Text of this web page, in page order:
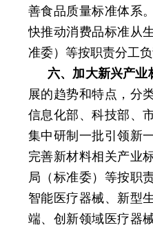
善食品质量标准体系
快推动消费品标准从
准委）等按职责分工
六、加大新兴产业
展的趋势和特点，分
信息化部、科技部、
集中研制一批引领新
完善新材料相关产业
局（标准委）等按职
智能医疗器械、新型
端、创新领域医疗器